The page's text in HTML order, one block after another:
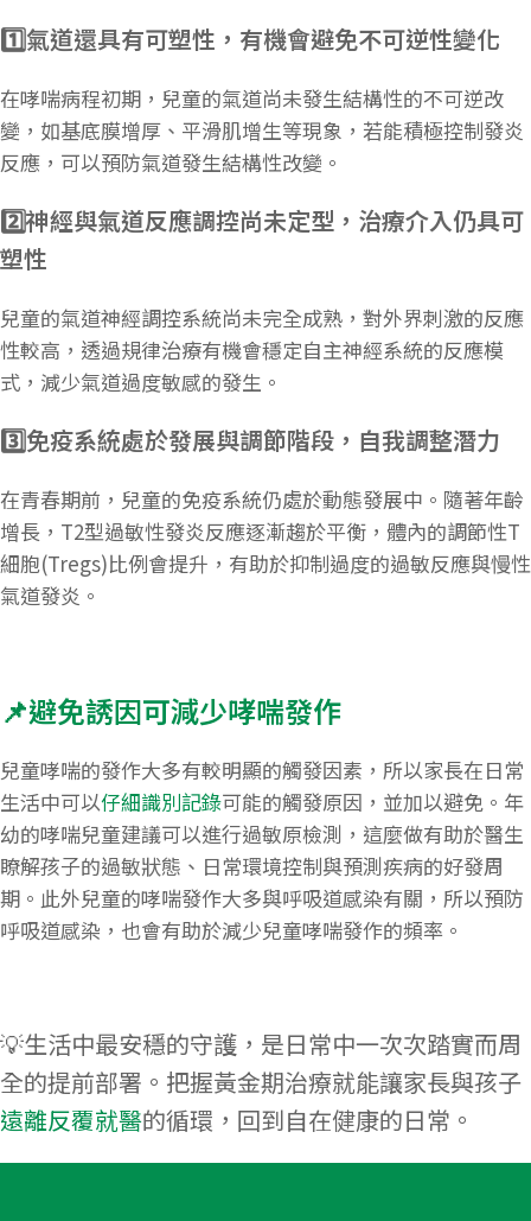
1️⃣氣道還具有可塑性，有機會避免不可逆性變化
在哮喘病程初期，兒童的氣道尚未發生結構性的不可逆改
變，如基底膜增厚、平滑肌增生等現象，若能積極控制發炎
反應，可以預防氣道發生結構性改變。
​2️⃣神經與氣道反應調控尚未定型，治療介入仍具可
塑性
兒童的氣道神經調控系統尚未完全成熟，對外界刺激的反應
性較高，透過規律治療有機會穩定自主神經系統的反應模
式，減少氣道過度敏感的發生。
3️⃣免疫系統處於發展與調節階段，自我調整潛力
在青春期前，兒童的免疫系統仍處於動態發展中。隨著年齡
增長，T2型過敏性發炎反應逐漸趨於平衡，體內的調節性T
細胞(Tregs)比例會提升，有助於抑制過度的過敏反應與慢性
氣道發炎。
📌避免誘因可減少哮喘發作
兒童哮喘的發作大多有較明顯的觸發因素，所以家長在日常
生活中可以仔細識別記錄可能的觸發原因，並加以避免。年
幼的哮喘兒童建議可以進行過敏原檢測，這麼做有助於醫生
瞭解孩子的過敏狀態、日常環境控制與預測疾病的好發周
期。此外兒童的哮喘發作大多與呼吸道感染有關，所以預防
呼吸道感染，也會有助於減少兒童哮喘發作的頻率。
💡生活中最安穩的守護，是日常中一次次踏實而周
全的提前部署。把握黃金期治療就能讓家長與孩子
遠離反覆就醫的循環，回到自在健康的日常。